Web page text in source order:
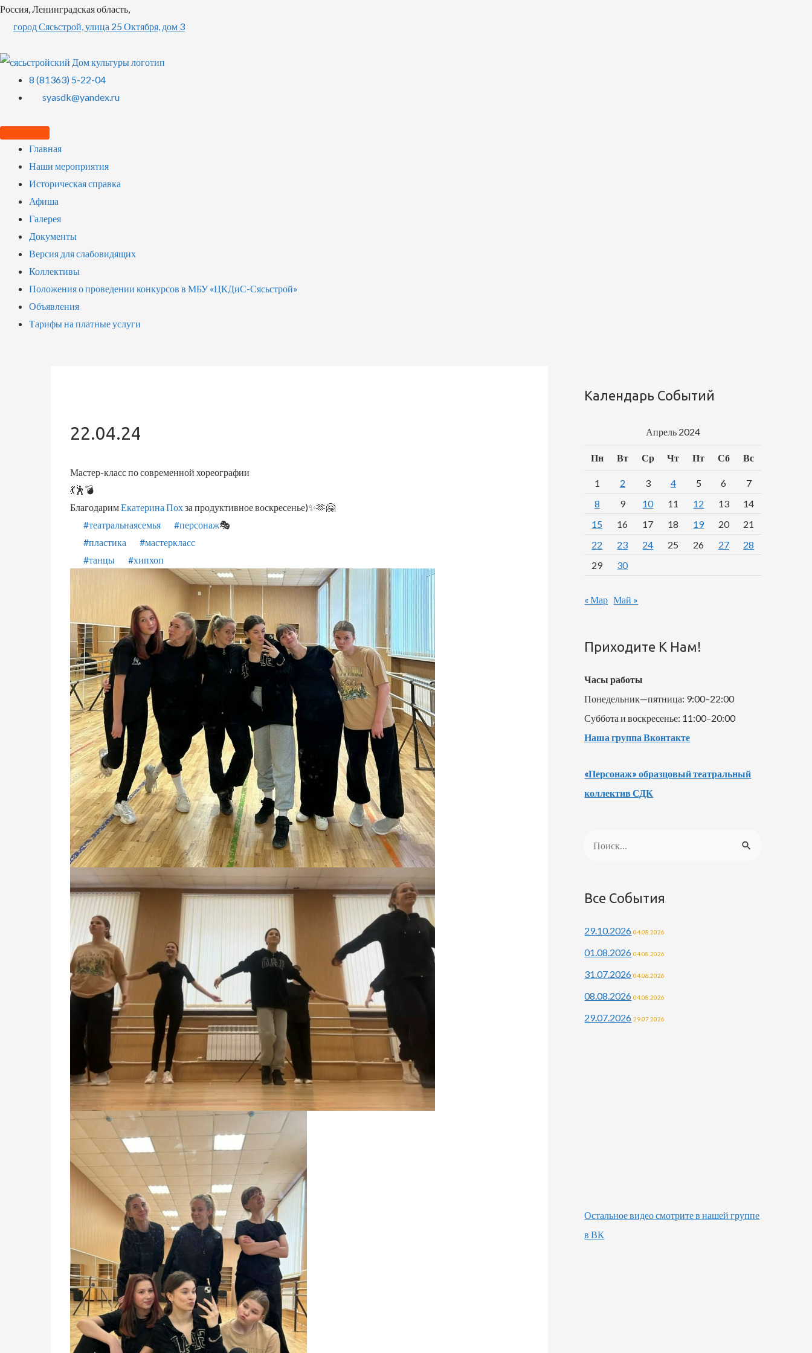
Россия, Ленинградская область,
город Сясьстрой, улица 25 Октября, дом 3
8 (81363) 5-22-04
syasdk@yandex.ru
Главная
Наши мероприятия
Историческая справка
Афиша
Галерея
Документы
Версия для слабовидящих
Коллективы
Положения о проведении конкурсов в МБУ «ЦКДиС-Сясьстрой»
Объявления
Тарифы на платные услуги
22.04.24
Мастер-класс по современной хореографии️
💃🕺💣
БлагодаримЕкатерина Похза продуктивное воскресенье)✨🫶🤗
#театральнаясемья
#персонаж🎭
#пластика
#мастеркласс
#танцы
#хипхоп
Календарь Событий
Апрель 2024
Пн Вт Ср Чт Пт Сб Вс
1 2 3 4 5 6
7
8
9 10 11 12 13
14
15
16 17 18 19 20
21
22
23 24 25 26 27
28
29
30
« Мар Май »
Приходите К Нам!
Часы работы
Понедельник—пятница: 9:00–22:00
Суббота и воскресенье: 11:00–20:00
Наша группа Вконтакте
«Персонаж» образцовый театральный
коллектив СДК
т
:
Все События
29.10.2026 04.08.2026
01.08.2026 04.08.2026
31.07.2026 04.08.2026
08.08.2026 04.08.2026
29.07.2026 29.07.2026
Остальное видео смотрите в нашей группе
в ВК